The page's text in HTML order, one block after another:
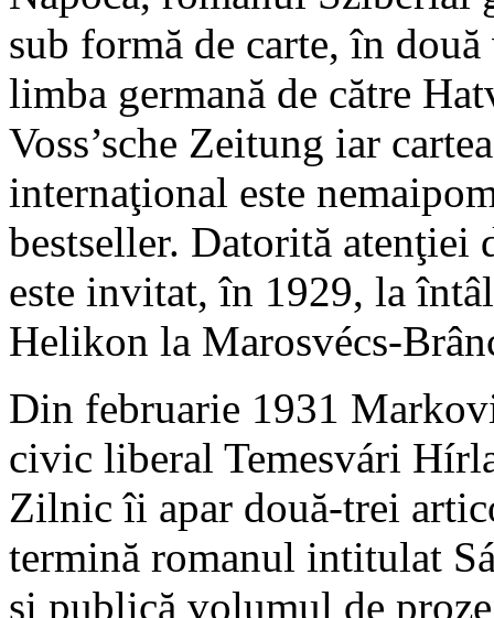
sub formă de carte, în
limba germană de către
Voss’sche Zeitung iar
internaţional este
bestseller. Datorită atenţiei
este invitat, în 1929, la
Helikon la Marosvécs-
Din februarie 1931
civic liberal Temesvári
Zilnic îi apar două-trei
termină romanul intitulat
şi publică volumul de